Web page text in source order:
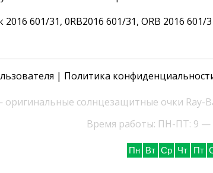
601/31, 0RB2016 601/31, ORB 2016 601/
| Политика
солнцезащитные очки Ray-
Время работы: ПН-ПТ: 9 —
Пн Вт Ср Чт Пт